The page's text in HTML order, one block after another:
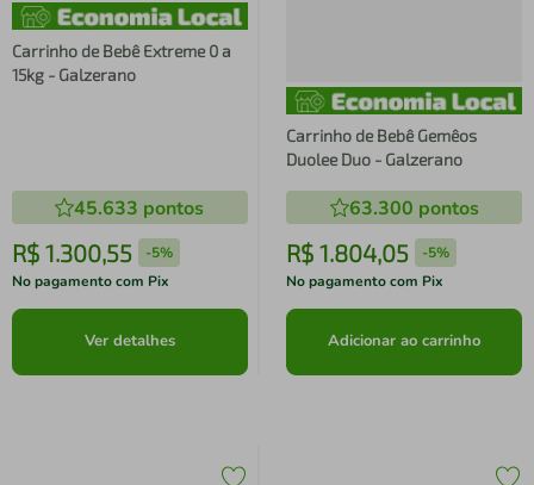
Carrinho de Bebê Extreme 0 a
15kg - Galzerano
45.633 pontos
R$ 1.300,55 -5%
No pagamento com Pix
Ver detalhes
Carrinho de Bebê Gemêos
Duolee Duo - Galzerano
63.300 pontos
R$ 1.804,05 -5%
No pagamento com Pix
Adicionar ao carrinho